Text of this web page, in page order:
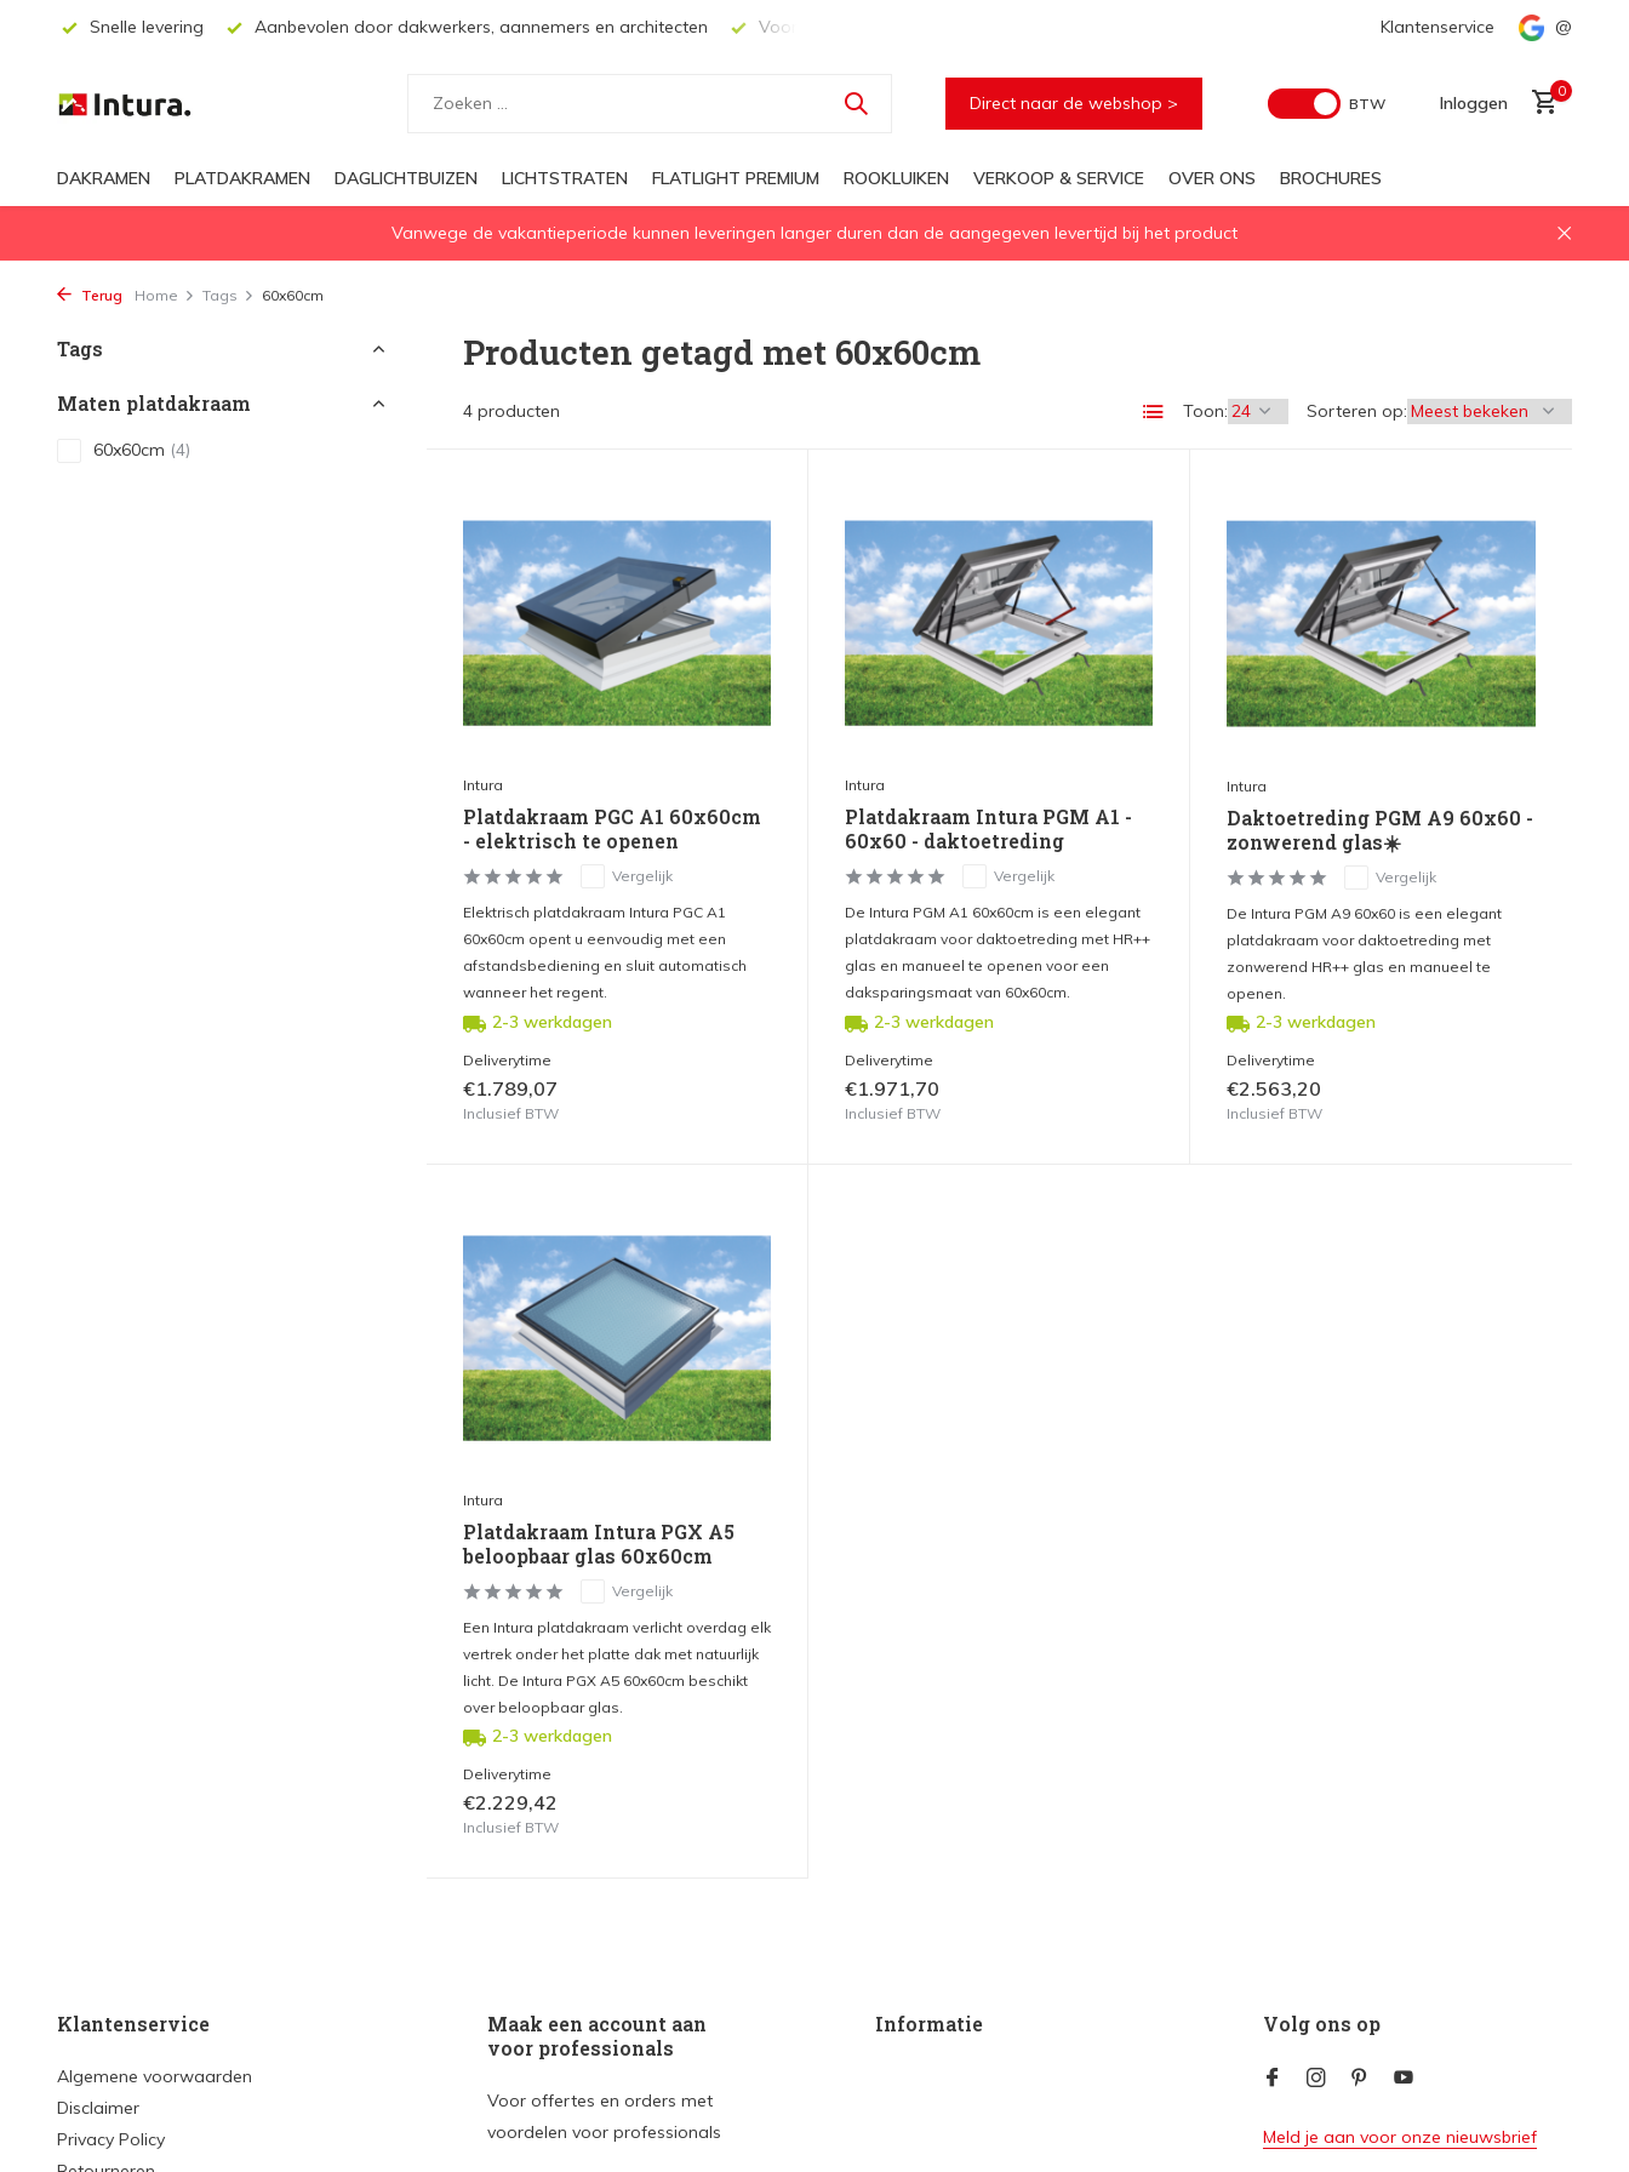
Snelle levering Aanbevolen door dakwerkers, aannemers en architecten Voor elke geïsoleerd daglichtoplossing Klantenservice @
Direct naar de webshop > BTW Inloggen
0
DAKRAMEN PLATDAKRAMEN DAGLICHTBUIZEN LICHTSTRATEN FLATLIGHT PREMIUM ROOKLUIKEN VERKOOP & SERVICE OVER ONS BROCHURES
Vanwege de vakantieperiode kunnen leveringen langer duren dan de aangegeven levertijd bij het product
Terug Home Tags 60x60cm
Tags
Maten platdakraam
60x60cm (4)
Producten getagd met 60x60cm
4 producten Toon: Sorteren op:
Intura
Platdakraam PGC A1 60x60cm
- elektrisch te openen
Vergelijk
Elektrisch platdakraam Intura PGC A1
60x60cm opent u eenvoudig met een
afstandsbediening en sluit automatisch
wanneer het regent.
2-3 werkdagen
Deliverytime
€1.789,07
Inclusief BTW
Intura
Platdakraam Intura PGM A1 -
60x60 - daktoetreding
Vergelijk
De Intura PGM A1 60x60cm is een elegant
platdakraam voor daktoetreding met HR++
glas en manueel te openen voor een
daksparingsmaat van 60x60cm.
2-3 werkdagen
Deliverytime
€1.971,70
Inclusief BTW
Intura
Daktoetreding PGM A9 60x60 -
zonwerend glas☀️
Vergelijk
De Intura PGM A9 60x60 is een elegant
platdakraam voor daktoetreding met
zonwerend HR++ glas en manueel te
openen.
2-3 werkdagen
Deliverytime
€2.563,20
Inclusief BTW
Intura
Platdakraam Intura PGX A5
beloopbaar glas 60x60cm
Vergelijk
Een Intura platdakraam verlicht overdag elk
vertrek onder het platte dak met natuurlijk
licht. De Intura PGX A5 60x60cm beschikt
over beloopbaar glas.
2-3 werkdagen
Deliverytime
€2.229,42
Inclusief BTW
Klantenservice
Algemene voorwaarden
Disclaimer
Privacy Policy
Maak een account aan
voor professionals
Voor offertes en orders met
voordelen voor professionals
Informatie Volg ons op
Meld je aan voor onze nieuwsbrief